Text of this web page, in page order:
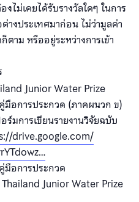
ไม่เคยได้รับรางวัลใดๆ ในการ
างประเทศมาก่อน ไม่ว่ามูลค่า
ตาม หรืออยู่ระหว่างการเข้า
Junior Water Prize
มือการประกวด (ภาคผนวก ข)
มการเขียนรายงานวิจัยฉบับ
drive.google.com/
มือการประกวด
Junior Water Prize